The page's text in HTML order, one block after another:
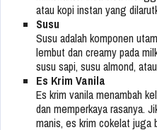
atau kopi instan yang
Susu
Susu adalah komponen
lembut dan creamy pada
susu sapi, susu almond,
Es Krim Vanila
Es krim vanila menambah
dan memperkaya rasanya.
manis, es krim cokelat juga